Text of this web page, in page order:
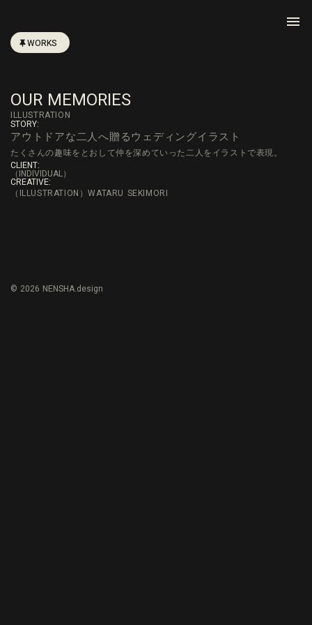
OUR MEMORIES
ILLUSTRATION
STORY:
アウトドアな二人へ贈るウェディングイラスト
たくさんの趣味をとおして仲を深めていった二人をイラストで表現。
CLIENT:
（INDIVIDUAL）
CREATIVE:
（ILLUSTRATION）WATARU SEKIMORI
© 2026 NENSHA.design
menu
WORKS